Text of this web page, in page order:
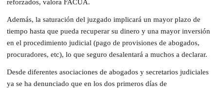
reforzados, valora FACUA.
Además, la saturación del juzgado implicará un mayor plazo de
tiempo hasta que pueda recuperar su dinero y una mayor inversión
en el procedimiento judicial (pago de provisiones de abogados,
procuradores, etc), lo que seguro desalentará a muchos a declarar.
Desde diferentes asociaciones de abogados y secretarios judiciales
ya se ha denunciado que en los dos primeros días de